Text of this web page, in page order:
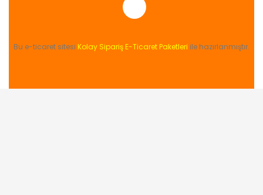
Bu e-ticaret sitesi Kolay Sipariş E-Ticaret Paketleri ile hazırlanmıştır.